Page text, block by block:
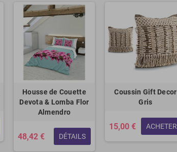
Housse de Couette
Devota & Lomba Flor
Almendro
48,42 € DÉTAILS
Coussin Gift Decor
Gris
15,00 € ACHETER